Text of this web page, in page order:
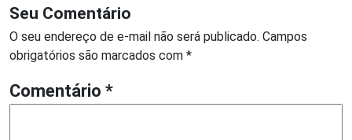
Seu Comentário
O seu endereço de e-mail não será publicado. Campos
obrigatórios são marcados com *
Comentário *